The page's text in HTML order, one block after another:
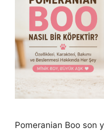
Pomeranian Boo son